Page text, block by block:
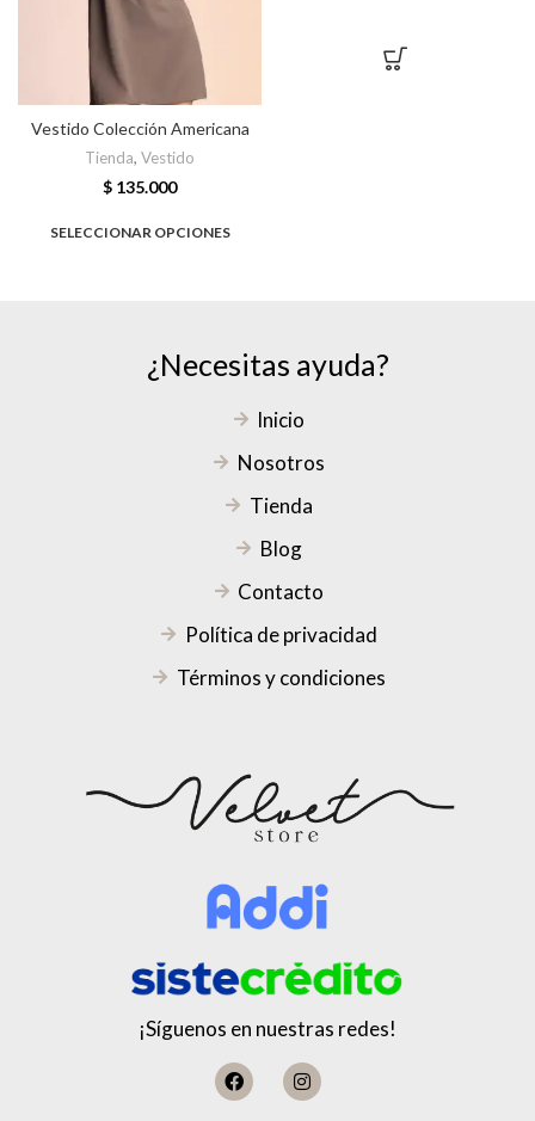
Vestido Colección Americana
Tienda, Vestido
$ 135.000
SELECCIONAR OPCIONES
¿Necesitas ayuda?
Inicio
Nosotros
Tienda
Blog
Contacto
Política de privacidad
Términos y condiciones
¡Síguenos en nuestras redes!